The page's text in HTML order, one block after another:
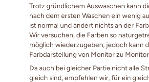
Trotz gründlichem Auswaschen kann
nach dem ersten Waschen ein wenig
ist normal und ändert nichts an der
Wir versuchen, die Farben so
möglich wiederzugeben, jedoch kann
Farbdarstellung von Monitor zu
Da auch bei gleicher Partie nicht alle
gleich sind, empfehlen wir, für ein